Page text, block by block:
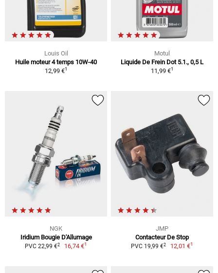
Louis Oil
Huile moteur 4 temps 10W-40
12,99 €1
Motul
Liquide De Frein Dot 5.1., 0,5 L
11,99 €1
NGK
Iridium Bougie D'Allumage
PVC 22,99 €2 16,74 €1
JMP
Contacteur De Stop
PVC 19,99 €2 12,01 €1